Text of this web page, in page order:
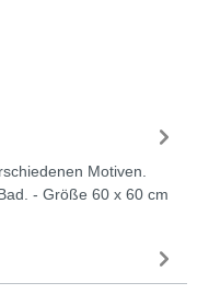
Motiven.
- Größe 60 x 60 cm